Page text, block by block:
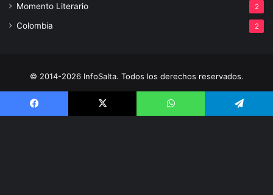
Momento Literario 2
Colombia 2
© 2014-2026 InfoSalta. Todos los derechos reservados.
3872288394 E-mail: infosaltaredaccion@gmail.com
Facebook X WhatsApp Telegram